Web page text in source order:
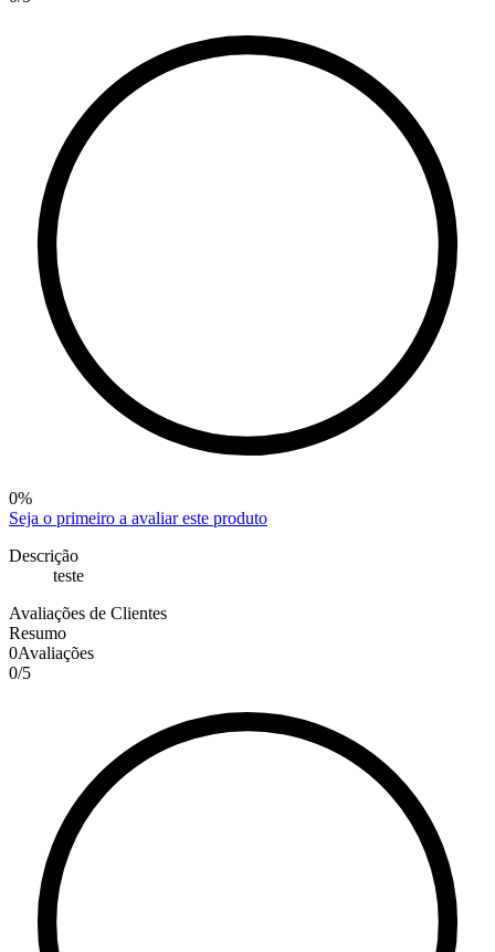
0%
Seja o primeiro a avaliar este produto
Descrição
teste
Avaliações de Clientes
Resumo
0Avaliações
0/5